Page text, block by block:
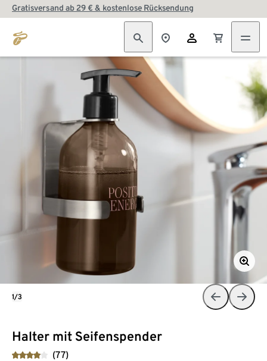
Gratisversand ab 29 € & kostenlose Rücksendung
Halter mit Seifenspender
(77)
1/3